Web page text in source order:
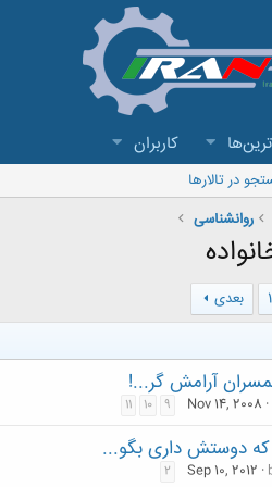
کاربران
در تالارها
روانشناسی
بعدی
آرامش گر...!
Nov 14, 2008
9
10
11
دوستش داری بگو...
Sep 10, 2012
2